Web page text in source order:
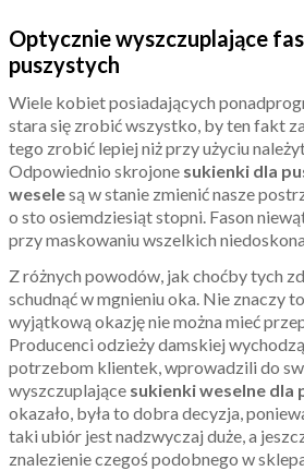
Optycznie wyszczuplające
puszystych
Wiele kobiet posiadających
stara się zrobić wszystko, by ten fakt
tego zrobić lepiej niż przy użyciu
Odpowiednio skrojone sukienki dla
weselesą w stanie zmienić nasze
o sto osiemdziesiąt stopni. Fason
przy maskowaniu wszelkich
Z różnych powodów, jak choćby tych
schudnąć w mgnieniu oka. Nie znaczy
wyjątkową okazję nie można mieć
Producenci odzieży damskiej
potrzebom klientek, wprowadzili do
wyszczuplające sukienki weselne dla
okazało, była to dobra decyzja,
taki ubiór jest nadzwyczaj duże, a
znalezienie czegoś podobnego w